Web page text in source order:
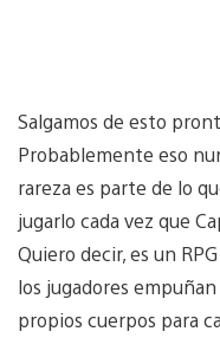
Salgamos de esto
Probablemente eso
rareza es parte de lo
jugarlo cada vez que
Quiero decir, es un
los jugadores
propios cuerpos para